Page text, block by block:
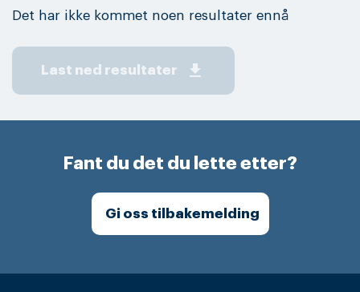
Det har ikke kommet noen resultater ennå
Last ned resultater get_app
Fant du det du lette etter?
Gi oss tilbakemelding